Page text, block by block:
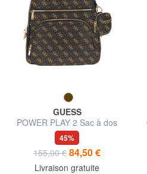
GUESS
POWER PLAY 2 Sac à dos
avec poche et pochette
45%
155,00 € 84,50 €
Livraison gratuite